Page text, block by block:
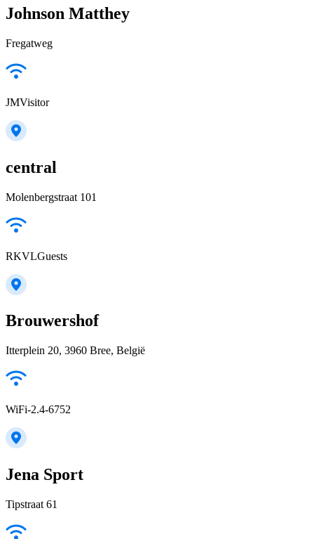
Johnson Matthey
Fregatweg
JMVisitor
central
Molenbergstraat 101
RKVLGuests
Brouwershof
Itterplein 20, 3960 Bree, België
WiFi-2.4-6752
Jena Sport
Tipstraat 61